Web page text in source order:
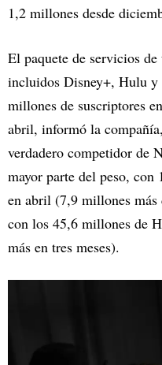
1,2 millones desde
El paquete de servicios
incluidos Disney+, Hulu y
millones de suscriptores
abril, informó la
verdadero competidor de
mayor parte del peso, con
en abril (7,9 millones más
con los 45,6 millones de
más en tres meses).